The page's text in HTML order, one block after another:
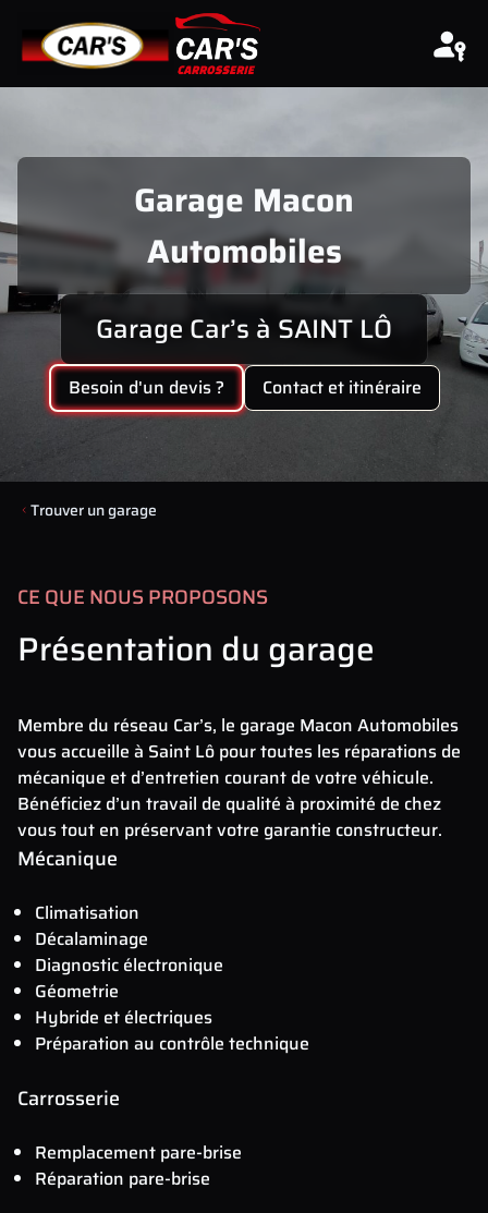
Garage Macon
Automobiles
Garage Car’s à SAINT LÔ
Besoin d'un devis ? Contact et itinéraire
Trouver un garage
CE QUE NOUS PROPOSONS
Présentation du garage
Membre du réseau Car’s, le garage Macon Automobiles
vous accueille à Saint Lô pour toutes les réparations de
mécanique et d’entretien courant de votre véhicule.
Bénéficiez d’un travail de qualité à proximité de chez
vous tout en préservant votre garantie constructeur.
Mécanique
Climatisation
Décalaminage
Diagnostic électronique
Géometrie
Hybride et électriques
Préparation au contrôle technique
Carrosserie
Remplacement pare-brise
Réparation pare-brise